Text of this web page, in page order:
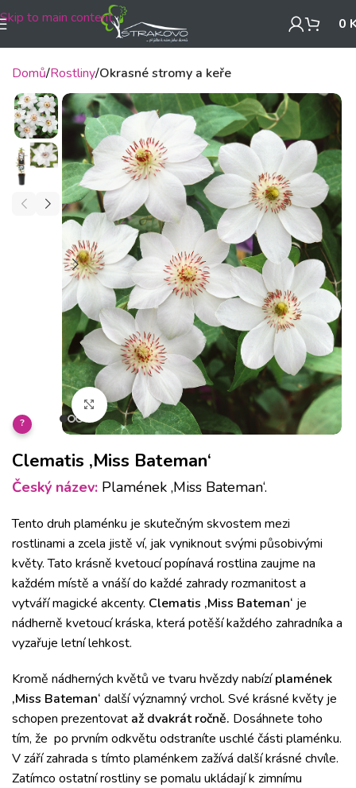
Skip to main content 0
Domů Rostliny Okrasné stromy a keře
Klikněte pro zvětšení
?
Clematis ‚Miss Bateman‘
Český název: Plamének ‚Miss Bateman‘.
Tento druh plaménku je skutečným skvostem mezi
rostlinami a zcela jistě ví, jak vyniknout svými působivými
květy.Tato krásně kvetoucí popínavá rostlina zaujme na
každém místě a vnáší do každé zahrady rozmanitost a
vytváří magické akcenty. Clematis ‚Miss Bateman‘ je
nádherně kvetoucí kráska, která potěší každého zahradníka a
vyzařuje letní lehkost.
Kromě nádherných květů ve tvaru hvězdy nabízíplamének
‚Miss Bateman‘ další významný vrchol. Své krásné květy je
schopen prezentovat až dvakrát ročně. Dosáhnete toho
tím, že po prvním odkvětu odstraníte uschlé části plaménku.
V září zahrada s tímto plaménkem zažívá další krásné chvíle.
Zatímco ostatní rostliny se pomalu ukládají k zimnímu